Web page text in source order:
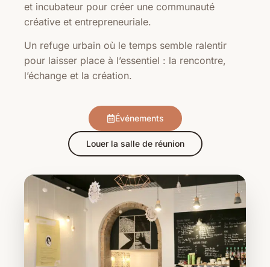
et incubateur pour créer une communauté
créative et entrepreneuriale.
Un refuge urbain où le temps semble ralentir
pour laisser place à l’essentiel : la rencontre,
l’échange et la création.
Événements
Louer la salle de réunion